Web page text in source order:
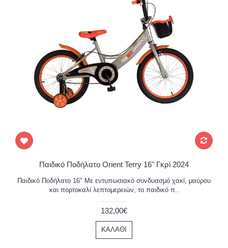
Παιδικό Ποδήλατο Orient Terry 16" Γκρί 2024
Παιδικό Ποδήλατο 16″ Με εντυπωσιακό συνδυασμό χακί, μαύρου
και πορτοκαλί λεπτομερειών, το παιδικό π..
132,00€
ΚΑΛΆΘΙ